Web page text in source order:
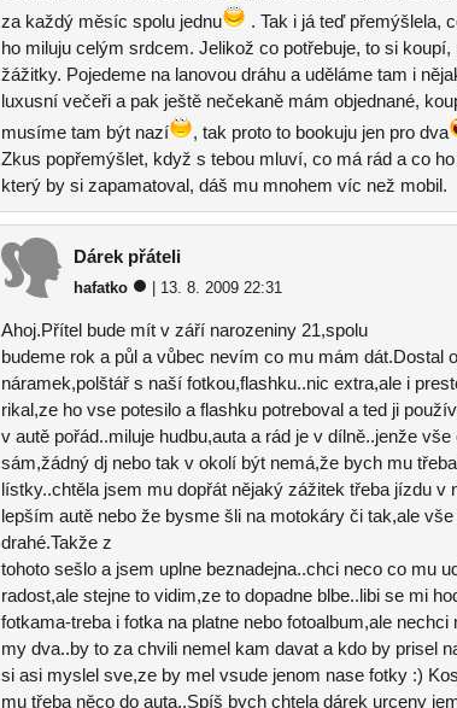
za každý měsíc spolu jednu
. Tak i já teď přemýšlela,
ho miluju celým srdcem. Jelikož co potřebuje, to si
žážitky. Pojedeme na lanovou dráhu a uděláme tam i
luxusní večeři a pak ještě nečekaně mám objednané,
musíme tam být nazí
, tak proto to bookuju jen pro dva
Zkus popřemýšlet, když s tebou mluví, co má rád a co
který by si zapamatoval, dáš mu mnohem víc než mobil.
Dárek přáteli
hafatko | 13. 8. 2009 22:31
Ahoj.Přítel bude mít v září narozeniny 21,spolu
budeme rok a půl a vůbec nevím co mu mám dát.Dostal
náramek,polštář s naší fotkou,flashku..nic extra,ale i
rikal,ze ho vse potesilo a flashku potreboval a ted ji
v autě pořád..miluje hudbu,auta a rád je v dílně..jenže
sám,žádný dj nebo tak v okolí být nemá,že bych mu
lístky..chtěla jsem mu dopřát nějaký zážitek třeba jízdu v
lepším autě nebo že bysme šli na motokáry či tak,ale
drahé.Takže z
tohoto sešlo a jsem uplne beznadejna..chci neco co mu
radost,ale stejne to vidim,ze to dopadne blbe..libi se mi
fotkama-treba i fotka na platne nebo fotoalbum,ale
my dva..by to za chvili nemel kam davat a kdo by prisel
si asi myslel sve,ze by mel vsude jenom nase fotky :)
mu třeba něco do auta..Spíš bych chtela dárek urceny